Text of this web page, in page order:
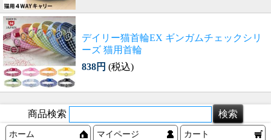
デイリー猫首輪EX ギンガムチェックシリ
ーズ 猫用首輪
838円 (税込)
商品検索
ホーム マイページ カート